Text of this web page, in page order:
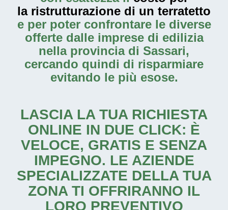
la ristrutturazione di un terratetto
e per poter confrontare le diverse
offerte dalle imprese di edilizia
nella provincia di Sassari,
cercando quindi di risparmiare
evitando le più esose.
LASCIA LA TUA RICHIESTA
ONLINE IN DUE CLICK: È
VELOCE, GRATIS E SENZA
IMPEGNO. LE AZIENDE
SPECIALIZZATE DELLA TUA
ZONA TI OFFRIRANNO IL
LORO PREVENTIVO